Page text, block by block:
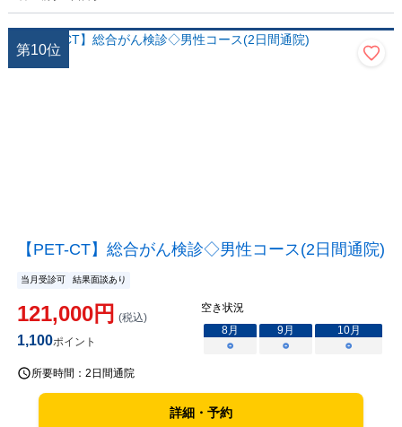
第10位
【PET-CT】総合がん検診◇男性コース(2日間通院)
当月受診可 結果面談あり
121,000円 (税込)
1,100ポイント
空き状況
8月 9月 10月
○
○ ○
所要時間： 2日間通院
詳細・予約